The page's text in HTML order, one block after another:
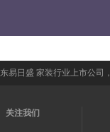
东易日盛 家装行业上市公司
关注我们